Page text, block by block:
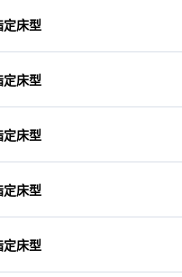
床型
床型
床型
床型
床型